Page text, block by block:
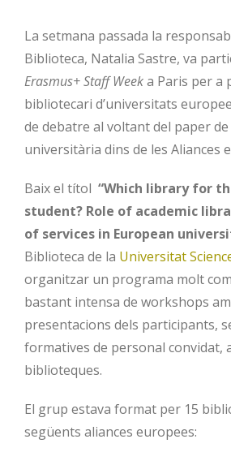
La setmana passada la
Biblioteca, Natalia Sastre, va
Erasmus+ Staff Weeka Paris per a
bibliotecari d’universitats
de debatre al voltant del paper
universitària dins de les Aliances
Baix el títol “Which library for
student? Role of academic
of services in European
Biblioteca de la Universitat
organitzar un programa molt
bastant intensa de workshops
presentacions dels participants,
formatives de personal convidat,
biblioteques.
El grup estava format per 15
següents aliances europees: